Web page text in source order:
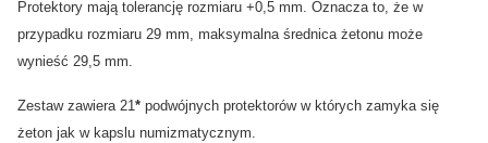
Protektory mają tolerancję rozmiaru +0,5 mm. Oznacza to, że w
przypadku rozmiaru 29 mm, maksymalna średnica żetonu może
wynieść 29,5 mm.
Zestaw zawiera 21* podwójnych protektorów w których zamyka się
żeton jak w kapslu numizmatycznym.